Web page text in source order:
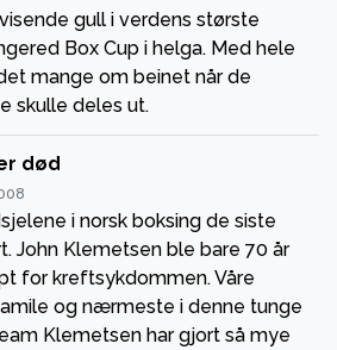
gull i verdens største
Box Cup i helga. Med hele
mange om beinet når de
skulle deles ut.
død
i norsk boksing de siste
John Klemetsen ble bare 70 år
for kreftsykdommen. Våre
og nærmeste i denne tunge
Klemetsen har gjort så mye